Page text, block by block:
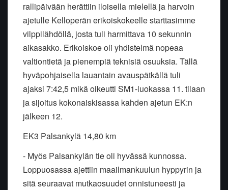
rallipäivään herättiin iloisella mielellä ja harvoin
ajetulle Kelloperän erikoiskokeelle starttasimme
vilppilähdöllä, josta tuli harmittava 10 sekunnin
aikasakko. Erikoiskoe oli yhdistelmä nopeaa
valtiontietä ja pienempiä teknisiä osuuksia. Tällä
hyväpohjaisella lauantain avauspätkällä tuli
ajaksi 7:42,5 mikä oikeutti SM1-luokassa 11. tilaan
ja sijoitus kokonaiskisassa kahden ajetun EK:n
jälkeen 12.
EK3 Palsankylä 14,80 km
- Myös Palsankylän tie oli hyvässä kunnossa.
Loppuosassa ajettiin maailmankuulun hyppyrin ja
sitä seuraavat mutkaosuudet onnistuneesti ja